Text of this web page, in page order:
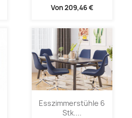
Von209,46 €
Esszimmerstühle 6
Stk....